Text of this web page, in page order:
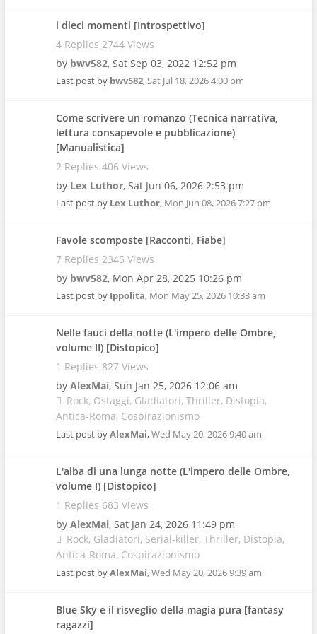
i dieci momenti [Introspettivo]
4 Replies 2744 Views
by bwv582, Sat Sep 03, 2022 12:52 pm
Last post by bwv582,Sat Jul 18, 2026 4:00 pm
Come scrivere un romanzo (Tecnica narrativa,
lettura consapevole e pubblicazione)
[Manualistica]
2 Replies 406 Views
by Lex Luthor, Sat Jun 06, 2026 2:53 pm
Last post by Lex Luthor, Mon Jun 08, 2026 7:27 pm
Favole scomposte [Racconti, Fiabe]
7 Replies 2345 Views
by bwv582, Mon Apr 28, 2025 10:26 pm
Last post by Ippolita, Mon May 25, 2026 10:33 am
Nelle fauci della notte (L'impero delle Ombre,
volume II) [Distopico]
1 Replies 827 Views
by AlexMai, Sun Jan 25, 2026 12:06 am
Rock Ostaggi Gladiatori Thriller Distopia
Antica-Roma Cospirazionismo
Last post byAlexMai,Wed May 20, 2026 9:40 am
L'alba di una lunga notte (L'impero delle Ombre,
volume I) [Distopico]
1 Replies 683 Views
by AlexMai, Sat Jan 24, 2026 11:49 pm
Rock Gladiatori Serial-killer Thriller Distopia
Antica-Roma Cospirazionismo
Last post byAlexMai,Wed May 20, 2026 9:39 am
Blue Sky e il risveglio della magia pura [fantasy
ragazzi]